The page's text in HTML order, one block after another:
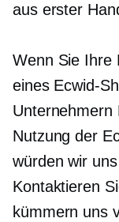
aus erster
Wenn Sie Ihre
eines Ecwid-
Unternehmern
Nutzung der
würden wir
Kontaktieren
kümmern uns